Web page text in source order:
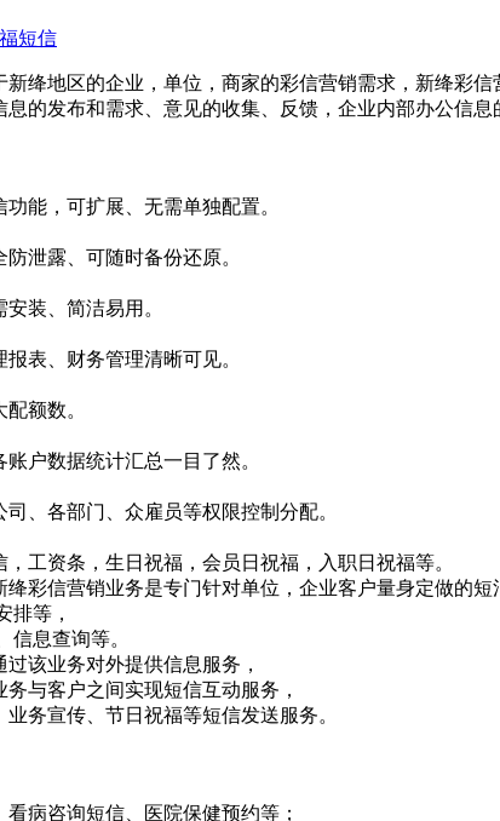
短信
新绛地区的企业，单位，商家的彩信营销需求，新绛彩
的发布和需求、意见的收集、反馈，企业内部办公信息
能，可扩展、无需单独配置。
泄露、可随时备份还原。
装、简洁易用。
表、财务管理清晰可见。
额数。
户数据统计汇总一目了然。
、各部门、众雇员等权限控制分配。
工资条，生日祝福，会员日祝福，入职日祝福等。
彩信营销业务是专门针对单位，企业客户量身定做的
排等，
信息查询等。
该业务对外提供信息服务，
与客户之间实现短信互动服务，
务宣传、节日祝福等短信发送服务。
病咨询短信、医院保健预约等；